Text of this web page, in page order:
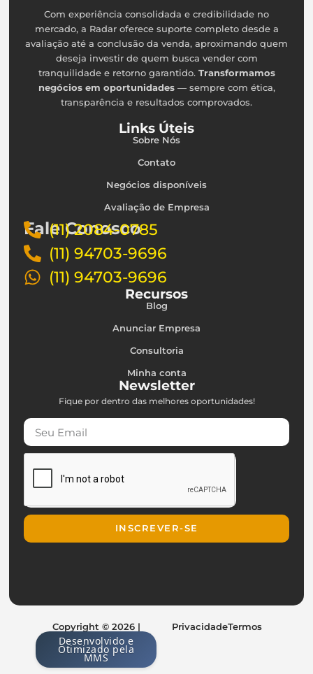
Com experiência consolidada e credibilidade no
mercado, a Radar oferece suporte completo desde a
avaliação até a conclusão da venda, aproximando quem
deseja investir de quem busca vender com
tranquilidade e retorno garantido. Transformamos
negócios em oportunidades— sempre com ética,
transparência e resultados comprovados.
Links Úteis
Sobre Nós
Contato
Negócios disponíveis
Avaliação de Empresa
Fale Conosco
(11) 2084-0785
(11) 94703-9696
(11) 94703-9696
Recursos
Blog
Anunciar Empresa
Consultoria
Minha conta
Newsletter
Fique por dentro das melhores oportunidades!
INSCREVER-SE
Copyright © 2026 |
Desenvolvido e
Otimizado pela
MMS
PrivacidadeTermos